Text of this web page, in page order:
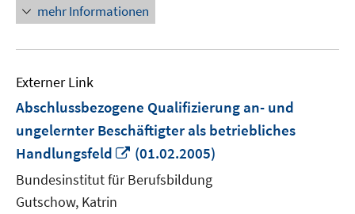
mehr Informationen
Externer Link
Abschlussbezogene Qualifizierung an- und
ungelernter Beschäftigter als betriebliches
Handlungsfeld
In
neuem
Fenster
(01.02.2005)
Bundesinstitut für Berufsbildung
Gutschow, Katrin